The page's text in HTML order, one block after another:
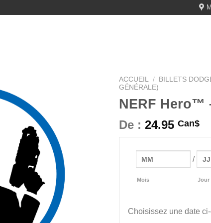
ACCUEIL / BILLETS
GÉNÉRALE)
NERF Hero™
De : 24.95 Can$
Mois
/
Jour
Choisissez une date